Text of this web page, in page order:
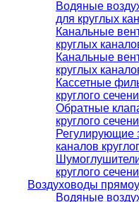
Водяные
для круглых
Канальные
круглых
Канальные
круглых
Кассетные
круглого
Обратные
круглого
Регулирующие
каналов
круглого
Воздуховоды
Водяные